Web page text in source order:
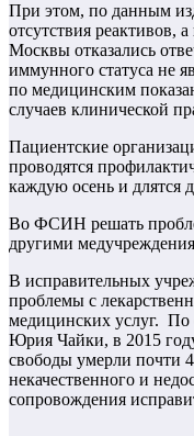
При этом, по данным
отсутствия реактивов,
Москвы отказались
иммунного статуса не
по медицинским
случаев клинической
Пациентские
проводятся
каждую осень и длятся
Во ФСИН решать
другими
В исправительных
проблемы с
медицинских услуг. По
Юрия Чайки, в 2015
свободы умерли почти
некачественного и
сопровождения